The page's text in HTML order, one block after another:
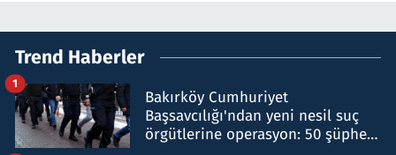
Trend Haberler
Bakırköy Cumhuriyet
Başsavcılığı'ndan yeni nesil suç
örgütlerine operasyon: 50 şüpheli
1